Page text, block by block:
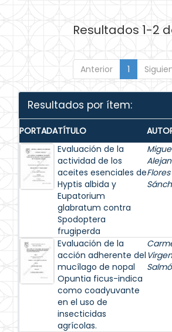
Resultados 1-2
Anterior 1
Resultados por ítem:
PORTADATÍTULO
Evaluación de la
actividad de los
aceites esenciales de
Hyptis albida y
Eupatorium
glabratum contra
Spodoptera
frugiperda
Flores
Evaluación de la
acción adherente del
mucílago de nopal
Opuntia ficus-indica
como coadyuvante
en el uso de
insecticidas
agrícolas.
Virgen